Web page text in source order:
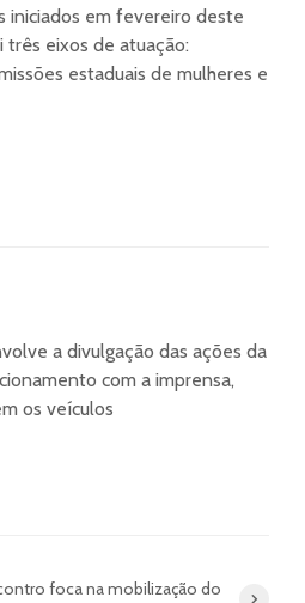
iniciados em fevereiro deste
três eixos de atuação:
estaduais de mulheres e
a divulgação das ações da
com a imprensa,
os veículos
foca na mobilização do